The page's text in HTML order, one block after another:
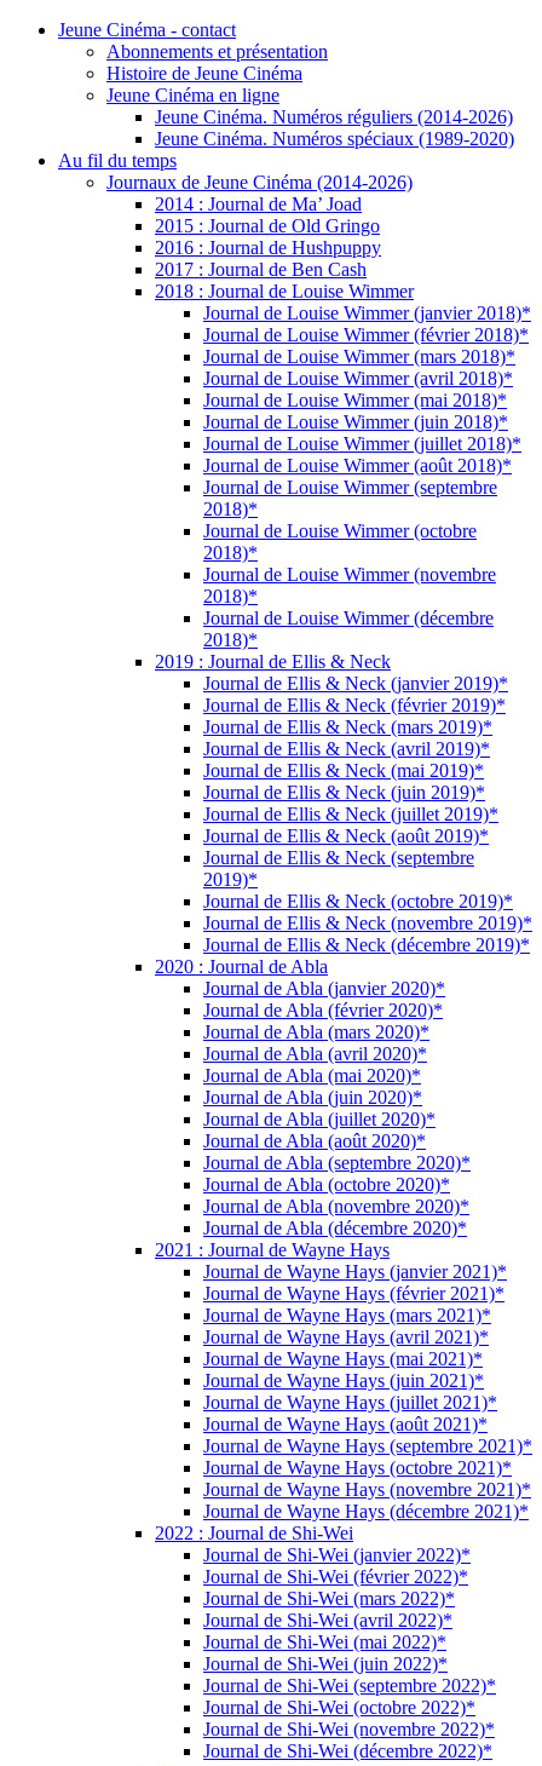
Jeune Cinéma - contact
Abonnements et présentation
Histoire de Jeune Cinéma
Jeune Cinéma en ligne
Jeune Cinéma. Numéros réguliers (2014-2026)
Jeune Cinéma. Numéros spéciaux (1989-2020)
Au fil du temps
Journaux de Jeune Cinéma (2014-2026)
2014 : Journal de Ma’ Joad
2015 : Journal de Old Gringo
2016 : Journal de Hushpuppy
2017 : Journal de Ben Cash
2018 : Journal de Louise Wimmer
Journal de Louise Wimmer (janvier 2018)*
Journal de Louise Wimmer (février 2018)*
Journal de Louise Wimmer (mars 2018)*
Journal de Louise Wimmer (avril 2018)*
Journal de Louise Wimmer (mai 2018)*
Journal de Louise Wimmer (juin 2018)*
Journal de Louise Wimmer (juillet 2018)*
Journal de Louise Wimmer (août 2018)*
Journal de Louise Wimmer (septembre
2018)*
Journal de Louise Wimmer (octobre
2018)*
Journal de Louise Wimmer (novembre
2018)*
Journal de Louise Wimmer (décembre
2018)*
2019 : Journal de Ellis & Neck
Journal de Ellis & Neck (janvier 2019)*
Journal de Ellis & Neck (février 2019)*
Journal de Ellis & Neck (mars 2019)*
Journal de Ellis & Neck (avril 2019)*
Journal de Ellis & Neck (mai 2019)*
Journal de Ellis & Neck (juin 2019)*
Journal de Ellis & Neck (juillet 2019)*
Journal de Ellis & Neck (août 2019)*
Journal de Ellis & Neck (septembre
2019)*
Journal de Ellis & Neck (octobre 2019)*
Journal de Ellis & Neck (novembre 2019)*
Journal de Ellis & Neck (décembre 2019)*
2020 : Journal de Abla
Journal de Abla (janvier 2020)*
Journal de Abla (février 2020)*
Journal de Abla (mars 2020)*
Journal de Abla (avril 2020)*
Journal de Abla (mai 2020)*
Journal de Abla (juin 2020)*
Journal de Abla (juillet 2020)*
Journal de Abla (août 2020)*
Journal de Abla (septembre 2020)*
Journal de Abla (octobre 2020)*
Journal de Abla (novembre 2020)*
Journal de Abla (décembre 2020)*
2021 : Journal de Wayne Hays
Journal de Wayne Hays (janvier 2021)*
Journal de Wayne Hays (février 2021)*
Journal de Wayne Hays (mars 2021)*
Journal de Wayne Hays (avril 2021)*
Journal de Wayne Hays (mai 2021)*
Journal de Wayne Hays (juin 2021)*
Journal de Wayne Hays (juillet 2021)*
Journal de Wayne Hays (août 2021)*
Journal de Wayne Hays (septembre 2021)*
Journal de Wayne Hays (octobre 2021)*
Journal de Wayne Hays (novembre 2021)*
Journal de Wayne Hays (décembre 2021)*
2022 : Journal de Shi-Wei
Journal de Shi-Wei (janvier 2022)*
Journal de Shi-Wei (février 2022)*
Journal de Shi-Wei (mars 2022)*
Journal de Shi-Wei (avril 2022)*
Journal de Shi-Wei (mai 2022)*
Journal de Shi-Wei (juin 2022)*
Journal de Shi-Wei (septembre 2022)*
Journal de Shi-Wei (octobre 2022)*
Journal de Shi-Wei (novembre 2022)*
Journal de Shi-Wei (décembre 2022)*